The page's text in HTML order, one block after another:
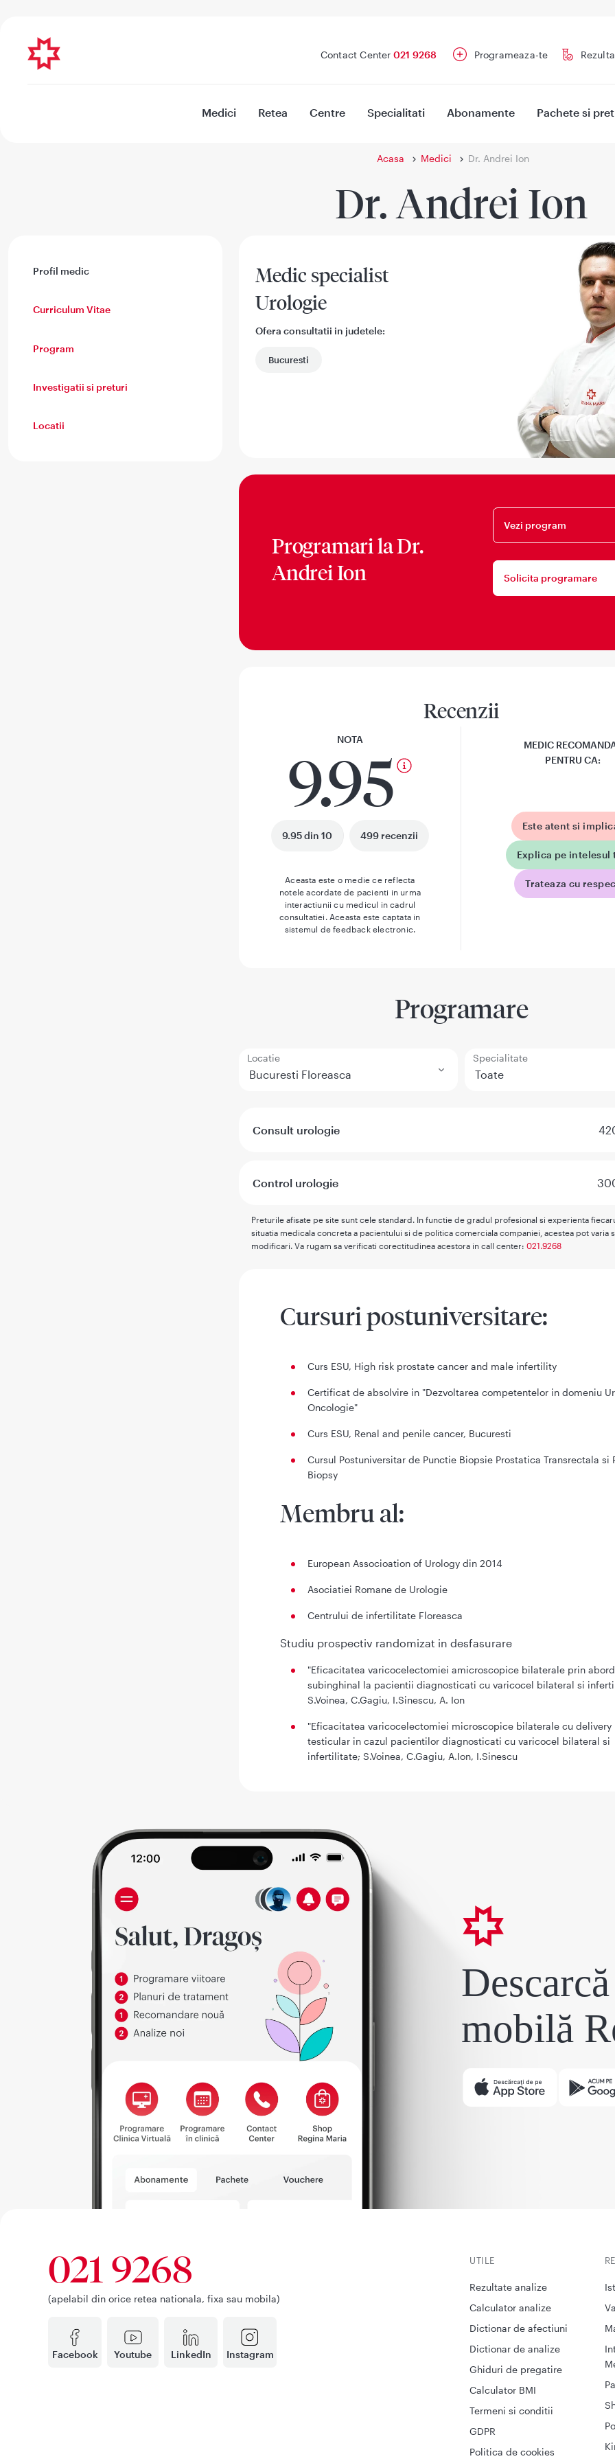
Contact Center 021 9268 Programeaza-te
Medici Retea Centre Specialitati Abonamente Pachete si
Acasa Medici Dr. Andrei Ion
Dr. Andrei Ion
Profil medic
Curriculum Vitae
Program
Investigatii si preturi
Locatii
Medic specialist
Urologie
Ofera consultatii in judetele:
Bucuresti
Programari laDr.
Andrei Ion
Vezi program
Solicita programare
Recenzii
NOTA
9.95
9.95 din 10 499 recenzii
Aceasta este o medie ce reflecta
notele acordate de pacienti in urma
interactiunii cu medicul in cadrul
consultatiei. Aceasta este captata in
sistemul de feedback electronic.
MEDIC
PENTRU CA:
Este atent si
Explica pe intelesul
Trateaza cu
Programare
Locatie Specialitate
Consult urologie
Control urologie
Preturile afisate pe site sunt cele standard. In functie de gradul profesional si experienta
situatia medicala concreta a pacientului si de politica comerciala companiei, acestea pot varia
modificari. Va rugam sa verificati corectitudinea acestora in call center: 021.9268
Cursuri postuniversitare:
Curs ESU, High risk prostate cancer and male infertility
Certificat de absolvire in "Dezvoltarea competentelor in domeniu
Oncologie"
Curs ESU, Renal and penile cancer, Bucuresti
Cursul Postuniversitar de Punctie Biopsie Prostatica Transrectala si
Biopsy
Membru al:
European Associoation of Urology din 2014
Asociatiei Romane de Urologie
Centrului de infertilitate Floreasca
Studiu prospectiv randomizat in desfasurare
"Eficacitatea varicocelectomiei amicroscopice bilaterale prin abord
subinghinal la pacientii diagnosticati cu varicocel bilateral si
S.Voinea, C.Gagiu, I.Sinescu, A. Ion
"Eficacitatea varicocelectomiei microscopice bilaterale cu delivery
testicular in cazul pacientilor diagnosticati cu varicocel bilateral si
infertilitate; S.Voinea, C.Gagiu, A.Ion, I.Sinescu
mobilă
Facebook Youtube LinkedIn Instagram
021 9268
(apelabil din orice retea nationala, fixa sau mobila)
UTILE
Rezultate analize
Calculator analize
Dictionar de afectiuni
Dictionar de analize
Ghiduri de pregatire
Calculator BMI
Termeni si conditii
GDPR
Politica de cookies